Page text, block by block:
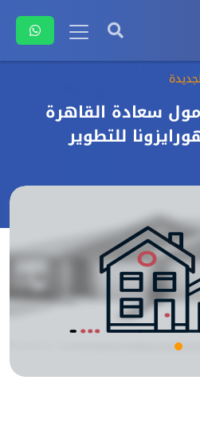
60م في مول سعادة القاهرة
للتطوير